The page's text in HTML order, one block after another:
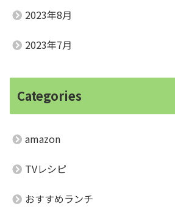
2023年8月
2023年7月
Categories
amazon
TVレシピ
おすすめランチ